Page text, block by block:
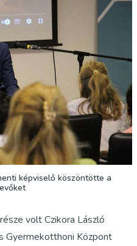
képviselő köszöntötte a
volt Czikora László
Gyermekotthoni Központ